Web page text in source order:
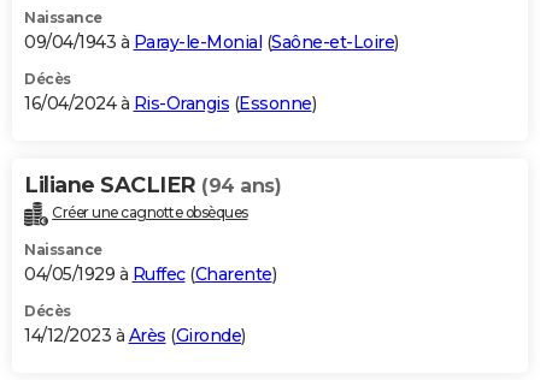
Naissance
09/04/1943 à Paray-le-Monial (Saône-et-Loire)
Décès
16/04/2024 à Ris-Orangis (Essonne)
Liliane SACLIER (94 ans)
Créer une cagnotte obsèques
Naissance
04/05/1929 à Ruffec(Charente)
Décès
14/12/2023 à Arès (Gironde)